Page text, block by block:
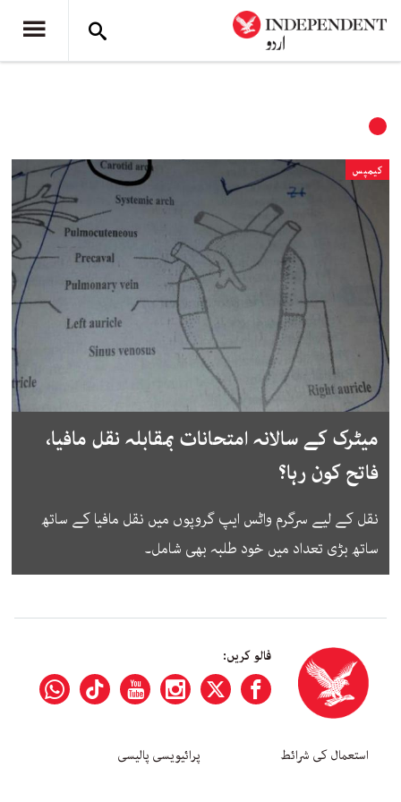
کیمپس
میٹرک کے سالانہ امتحانات بمقابلہ نقل مافیا،
فاتح کون رہا؟
نقل کے لیے سرگرم واٹس ایپ گروپوں میں نقل مافیا کے ساتھ
ساتھ بڑی تعداد میں خود طلبہ بھی شامل۔
فالو کریں:
استعمال کی شرائط پرائیویسی پالیسی